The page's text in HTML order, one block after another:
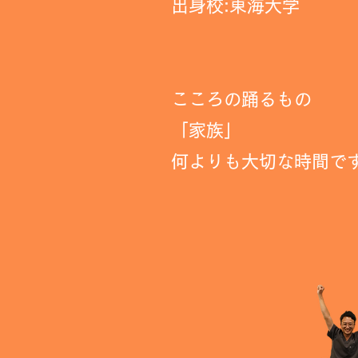
​出身校:東海大学
こころの踊るもの
「家族」
何よりも大切な時間で